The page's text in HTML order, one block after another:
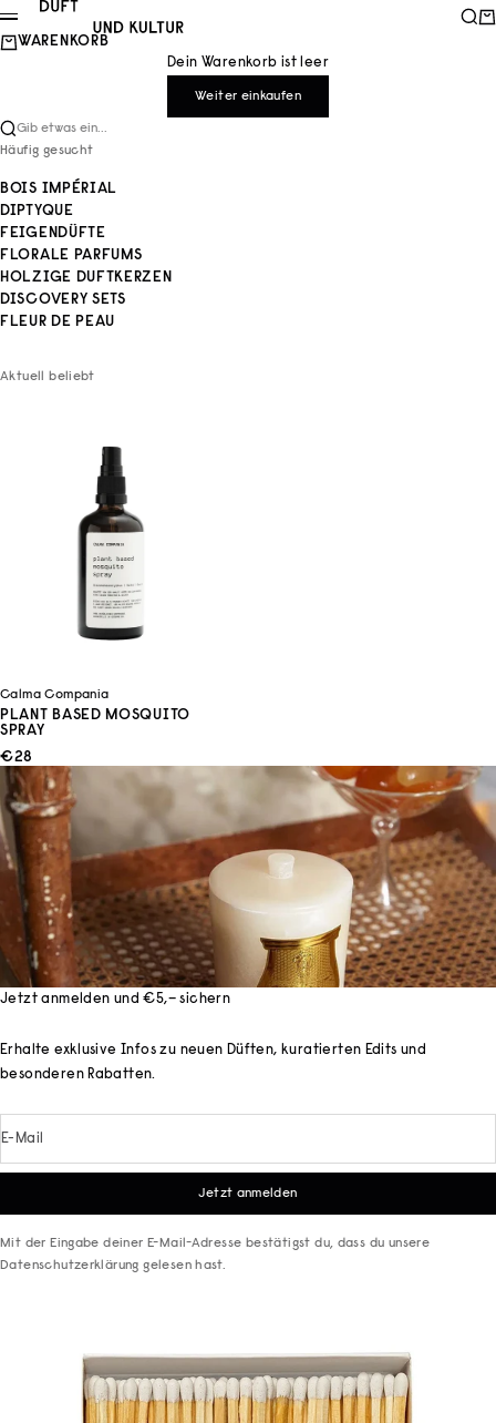
Zum Inhalt springen
Duft und Kultur
Menü
WARENKORB
Dein Warenkorb ist leer
Weiter einkaufen
Gib etwas ein...
Häufig gesucht
BOIS IMPÉRIAL
DIPTYQUE
FEIGENDÜFTE
FLORALE PARFUMS
HOLZIGE DUFTKERZEN
DISCOVERY SETS
FLEUR DE PEAU
Aktuell beliebt
Calma Compania
PLANT BASED MOSQUITO
SPRAY
ANGEBOT
€28
Jetzt anmelden und €5,– sichern
Erhalte exklusive Infos zu neuen Düften, kuratierten Edits und
besonderen Rabatten.
E-Mail
Jetzt anmelden
Mit der Eingabe deiner E-Mail-Adresse bestätigst du, dass du unsere
Datenschutzerklärung gelesen hast.